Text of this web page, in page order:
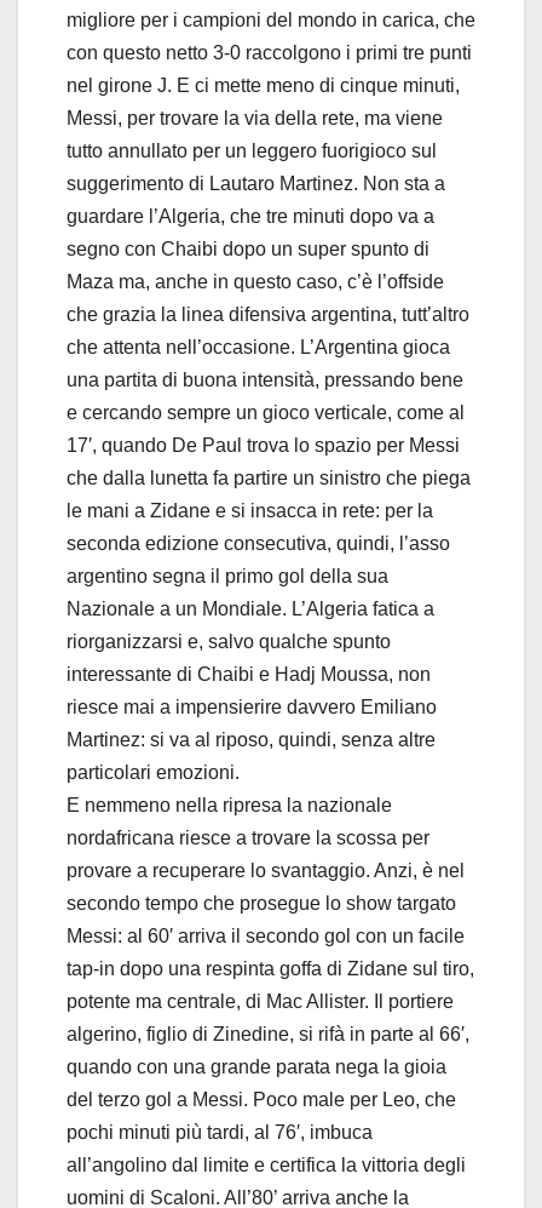
migliore per i campioni del mondo in carica, che
con questo netto 3-0 raccolgono i primi tre punti
nel girone J. E ci mette meno di cinque minuti,
Messi, per trovare la via della rete, ma viene
tutto annullato per un leggero fuorigioco sul
suggerimento di Lautaro Martinez. Non sta a
guardare l’Algeria, che tre minuti dopo va a
segno con Chaibi dopo un super spunto di
Maza ma, anche in questo caso, c’è l’offside
che grazia la linea difensiva argentina, tutt’altro
che attenta nell’occasione. L’Argentina gioca
una partita di buona intensità, pressando bene
e cercando sempre un gioco verticale, come al
17′, quando De Paul trova lo spazio per Messi
che dalla lunetta fa partire un sinistro che piega
le mani a Zidane e si insacca in rete: per la
seconda edizione consecutiva, quindi, l’asso
argentino segna il primo gol della sua
Nazionale a un Mondiale. L’Algeria fatica a
riorganizzarsi e, salvo qualche spunto
interessante di Chaibi e Hadj Moussa, non
riesce mai a impensierire davvero Emiliano
Martinez: si va al riposo, quindi, senza altre
particolari emozioni.
E nemmeno nella ripresa la nazionale
nordafricana riesce a trovare la scossa per
provare a recuperare lo svantaggio. Anzi, è nel
secondo tempo che prosegue lo show targato
Messi: al 60′ arriva il secondo gol con un facile
tap-in dopo una respinta goffa di Zidane sul tiro,
potente ma centrale, di Mac Allister. Il portiere
algerino, figlio di Zinedine, si rifà in parte al 66′,
quando con una grande parata nega la gioia
del terzo gol a Messi. Poco male per Leo, che
pochi minuti più tardi, al 76′, imbuca
all’angolino dal limite e certifica la vittoria degli
uomini di Scaloni. All’80’ arriva anche la